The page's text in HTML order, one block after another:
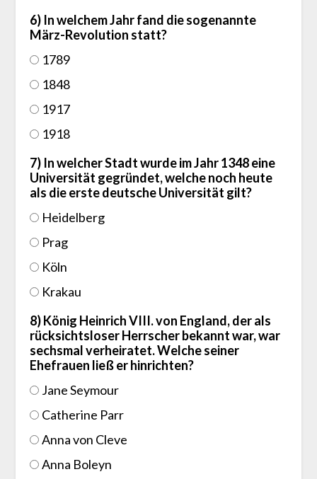
6) In welchem Jahr fand die sogenannte
März-Revolution statt?
1789
1848
1917
1918
7) In welcher Stadt wurde im Jahr 1348 eine
Universität gegründet, welche noch heute
als die erste deutsche Universität gilt?
Heidelberg
Prag
Köln
Krakau
8) König Heinrich VIII. von England, der als
rücksichtsloser Herrscher bekannt war, war
sechsmal verheiratet. Welche seiner
Ehefrauen ließ er hinrichten?
Jane Seymour
Catherine Parr
Anna von Cleve
Anna Boleyn